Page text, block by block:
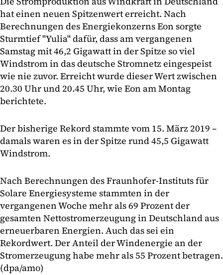
hat einen neuen Spitzenwert erreicht. Nach
Berechnungen des Energiekonzerns Eon sorgte
Sturmtief "Yulia" dafür, dass am vergangenen
Samstag mit 46,2 Gigawatt in der Spitze so viel
Windstrom in das deutsche Stromnetz eingespeist
wie nie zuvor. Erreicht wurde dieser Wert zwischen
20.30 Uhr und 20.45 Uhr, wie Eon am Montag
berichtete.
Der bisherige Rekord stammte vom 15. März 2019 –
damals waren es in der Spitze rund 45,5 Gigawatt
Windstrom.
Nach Berechnungen des Fraunhofer-Instituts für
Solare Energiesysteme stammten in der
vergangenen Woche mehr als 69 Prozent der
gesamten Nettostromerzeugung in Deutschland aus
erneuerbaren Energien. Auch das sei ein
Rekordwert. Der Anteil der Windenergie an der
Stromerzeugung habe mehr als 55 Prozent betragen.
(dpa/amo)